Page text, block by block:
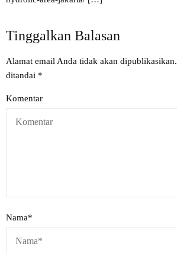
Tinggalkan Balasan
Alamat email Anda tidak akan dipublikasikan.
ditandai *
Komentar
Nama*